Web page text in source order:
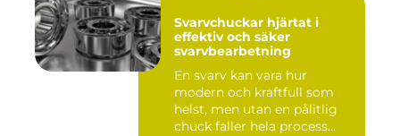
Svarvchuckar hjärtat i
effektiv och säker
svarvbearbetning
En svarv kan vara hur
modern och kraftfull som
helst, men utan en pålitlig
chuck faller hela process...